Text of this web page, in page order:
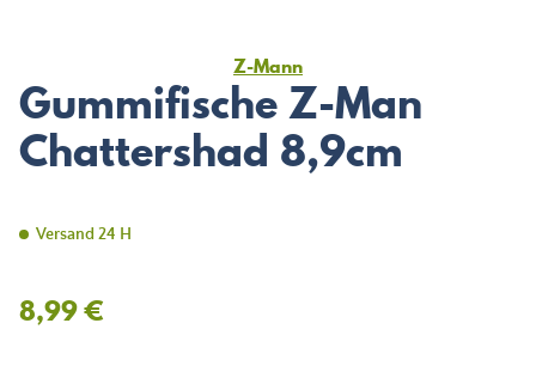
Z-Mann
Gummifische Z-Man
Chattershad 8,9cm
Versand 24 H
8,99 €